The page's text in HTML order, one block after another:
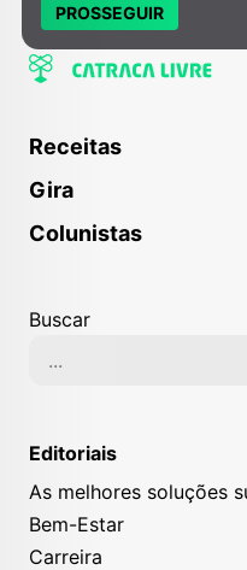
Receitas
Gira
Colunistas
Buscar
Editoriais
As melhores soluções
Bem-Estar
Carreira
PROSSEGUIR